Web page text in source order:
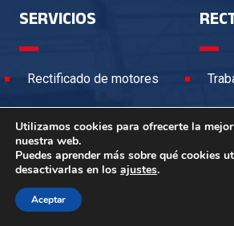
SERVICIOS
Rectificado de motores
Recambios de motor
Trabajos externos
Utilizamos cookies para ofrecerte la
nuestra web.
Puedes aprender más sobre qué cookies
desactivarlas en los ajustes.
Aceptar